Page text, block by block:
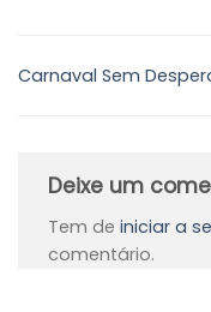
Carnaval Sem
Deixe um
Tem de iniciar a
comentário.